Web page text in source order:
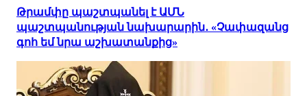
Թրամփը պաշտպանել է ԱՄՆ
պաշտպանության նախարարին․ «Չափազանց
գոհ եմ նրա աշխատանքից»